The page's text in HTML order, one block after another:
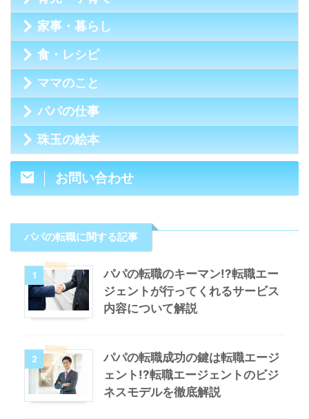
家事・暮らし
食・レシピ
ママのこと
パパの仕事
珠玉の絵本
お問い合わせ
パパの転職に関する記事
1
パパの転職のキーマン!?転職エー
ジェントが行ってくれるサービス
内容について解説
2
パパの転職成功の鍵は転職エージ
ェント!?転職エージェントのビジ
ネスモデルを徹底解説